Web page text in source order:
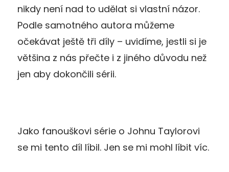
nikdy není nad to udělat si vlastní názor.
Podle samotného autora můžeme
očekávat ještě tři díly – uvidíme, jestli si je
většina z nás přečte i z jiného důvodu než
jen aby dokončili sérii.
Jako fanouškovi série o Johnu Taylorovi
se mi tento díl líbil. Jen se mi mohl líbit víc.